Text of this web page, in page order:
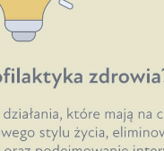
DO KOSZYKA